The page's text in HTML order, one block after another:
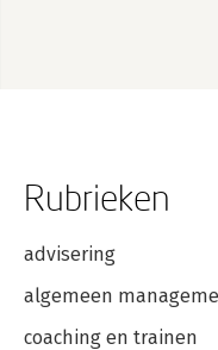
Rubrieken
advisering
algemeen
coaching en trainen